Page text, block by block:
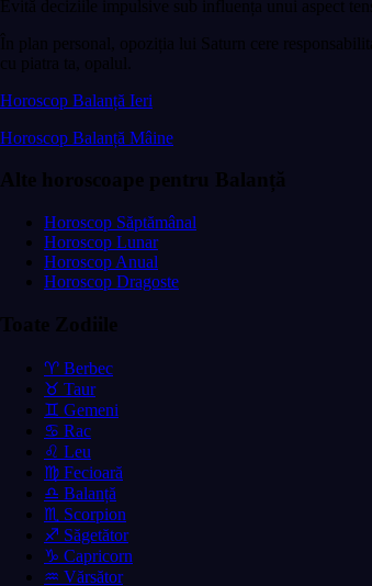
Evită deciziile impulsive sub influența unui aspect
În plan personal, opoziția lui Saturn cere
cu piatra ta, opalul.
Horoscop Balanță Ieri
Horoscop Balanță Mâine
Alte horoscoape pentru Balanță
Horoscop Săptămânal
Horoscop Lunar
Horoscop Anual
Horoscop Dragoste
Toate Zodiile
♈ Berbec
♉ Taur
♊ Gemeni
♋ Rac
♌ Leu
♍ Fecioară
♎ Balanță
♏ Scorpion
♐ Săgetător
♑ Capricorn
♒ Vărsător